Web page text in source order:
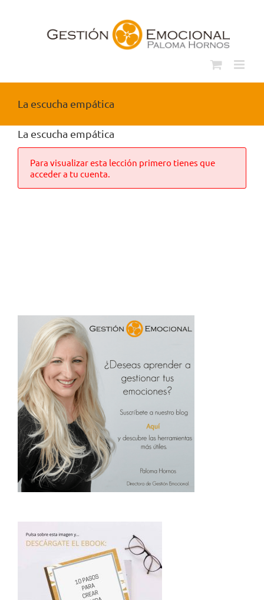
La escucha empática
La escucha empática
Para visualizar esta lección primero tienes que
acceder a tu cuenta.